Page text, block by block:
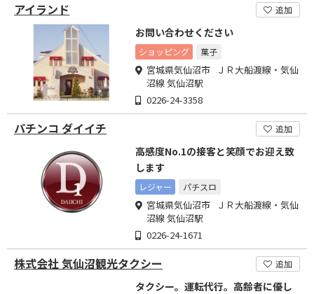
アイランド 追加
お問い合わせください
ショッピング 菓子
宮城県気仙沼市 ＪＲ大船渡線・気仙
沼線 気仙沼駅
0226-24-3358
パチンコ ダイイチ 追加
高感度No.1の接客と笑顔でお迎え致
します
レジャー パチスロ
宮城県気仙沼市 ＪＲ大船渡線・気仙
沼線 気仙沼駅
0226-24-1671
株式会社 気仙沼観光タクシー 追加
タクシー。運転代行。高齢者に優し